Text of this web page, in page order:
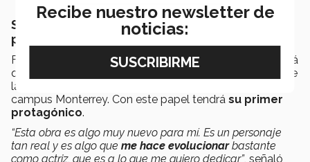
Se inspira en Eurídice para su primer
protagónico
Fabiana Flores, estudiante dePrepaTec Cumbres
, será
quien interprete a Eurídice en la obra que forma parte de
la cartelera del periodo agosto-diciembre 2024 del
campus Monterrey. Con este papel tendrá su primer
protagónico.
“Esta obra es algo muy nuevo para mí. Es un personaje
tan real y es algo que me hace evolucionarbastante
como actriz, que es a lo que me quiero dedicar”, señaló
Recibe nuestro newsletter de
noticias: